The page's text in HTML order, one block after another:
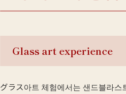
Glass art experience
グラス아트 체험에서는 샌드블라